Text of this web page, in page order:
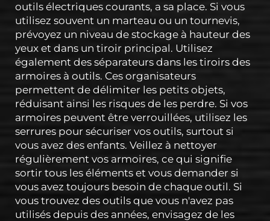
outils électriques courants, a sa place. Si vous
utilisez souvent un marteau ou un tournevis,
prévoyez un niveau de stockage à hauteur des
yeux et dans un tiroir principal. Utilisez
également des séparateurs dans les tiroirs des
armoires à outils. Ces organisateurs
permettent de délimiter les petits objets,
réduisant ainsi les risques de les perdre. Si vos
armoires peuvent être verrouillées, utilisez les
serrures pour sécuriser vos outils, surtout si
vous avez des enfants. Veillez à nettoyer
régulièrement vos armoires, ce qui signifie
sortir tous les éléments et vous demander si
vous avez toujours besoin de chaque outil. Si
vous trouvez des outils que vous n'avez pas
utilisés depuis des années, envisagez de les